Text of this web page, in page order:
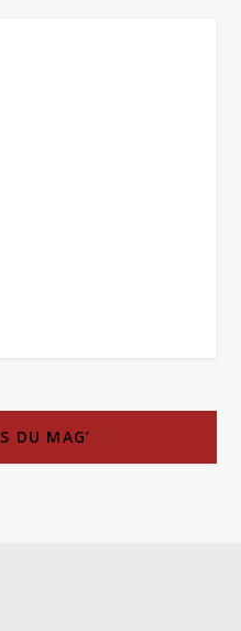
DU MAG’